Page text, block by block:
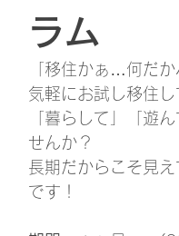
ラム
「移住かぁ…何だ
気軽にお試し移住
「暮らして」「遊
せんか？
長期だからこそ見
です！